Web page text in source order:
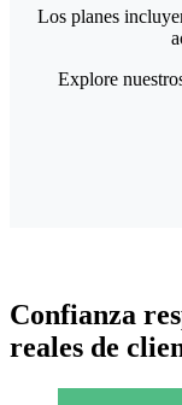
Los planes
Explore
Confianza
reales de